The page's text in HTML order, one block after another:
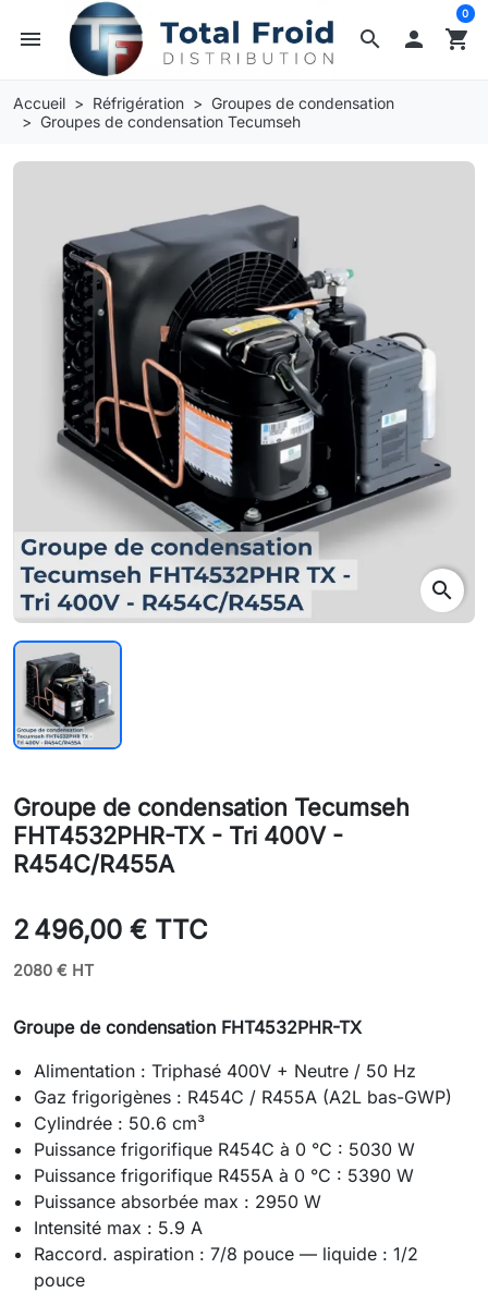
search
menu  shopping_cart
0
Accueil Réfrigération
Groupes de condensation
Groupes de condensation Tecumseh
search
Groupe de condensation Tecumseh
FHT4532PHR-TX - Tri 400V -
R454C/R455A
2 496,00 € TTC
2080 € HT
Groupe de condensation FHT4532PHR-TX
Alimentation : Triphasé 400V + Neutre / 50 Hz
Gaz frigorigènes : R454C / R455A (A2L bas-GWP)
Cylindrée : 50.6 cm³
Puissance frigorifique R454C à 0 °C : 5030 W
Puissance frigorifique R455A à 0 °C : 5390 W
Puissance absorbée max : 2950 W
Intensité max : 5.9 A
Raccord. aspiration : 7/8 pouce — liquide : 1/2
pouce